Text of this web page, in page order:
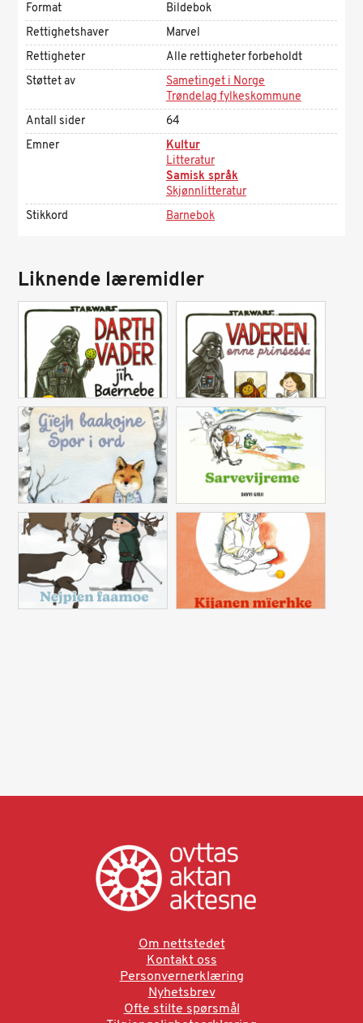
Format
Bildebok
Rettighetshaver
Marvel
Rettigheter
Alle rettigheter forbeholdt
Støttet av
Sametinget i Norge
Trøndelag fylkeskommune
Antall sider
64
Emner
Kultur
Litteratur
Samisk språk
Skjønnlitteratur
Stikkord
Barnebok
Liknende læremidler
Om nettstedet
Kontakt oss
Personvernerklæring
Nyhetsbrev
Ofte stilte spørsmål